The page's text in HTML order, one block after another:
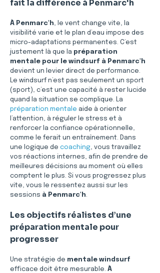
fait la différence à Penmarc'h
À Penmarc'h, le vent change vite, la
visibilité varie et le plan d’eau impose des
micro-adaptations permanentes. C’est
justement là que la préparation
mentale pour le windsurf à Penmarc'h
devient un levier direct de performance.
Le windsurf n’est pas seulement un sport
(sport), c’est une capacité à rester lucide
quand la situation se complique. La
préparation mentale aide à orienter
l’attention, à réguler le stress et à
renforcer la confiance opérationnelle,
comme le ferait un entraînement. Dans
une logique de coaching, vous travaillez
vos réactions internes, afin de prendre de
meilleures décisions au moment où elles
comptent le plus. Si vous progressez plus
vite, vous le ressentez aussi sur les
sessions à Penmarc'h.
Les objectifs réalistes d’une
préparation mentale pour
progresser
Une stratégie de mentale windsurf
efficace doit être mesurable. À